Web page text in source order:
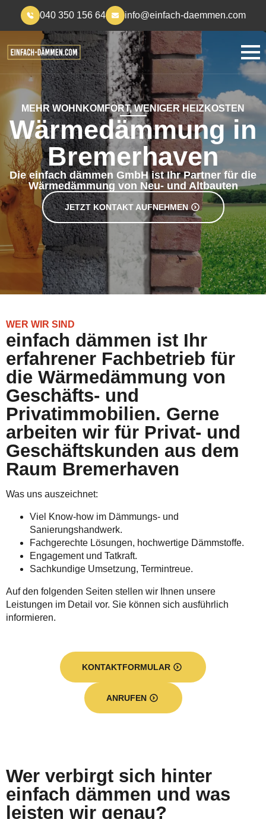
040 350 156 64 info@einfach-daemmen.com
MEHR WOHNKOMFORT, WENIGER HEIZKOSTEN
Wärmedämmung in
Bremerhaven
Die einfach dämmen GmbH ist Ihr Partner für die
Wärmedämmung von Neu- und Altbauten
JETZT KONTAKT AUFNEHMEN
WER WIR SIND
einfach dämmen ist Ihr
erfahrener Fachbetrieb für
die Wärmedämmung von
Geschäfts- und
Privatimmobilien. Gerne
arbeiten wir für Privat- und
Geschäftskunden aus dem
Raum Bremerhaven
Was uns auszeichnet:
Viel Know-how im Dämmungs- und
Sanierungshandwerk.
Fachgerechte Lösungen, hochwertige Dämmstoffe.
Engagement und Tatkraft.
Sachkundige Umsetzung, Termintreue.
Auf den folgenden Seiten stellen wir Ihnen unsere
Leistungen im Detail vor. Sie können sich ausführlich
informieren.
KONTAKTFORMULAR
ANRUFEN
Wer verbirgt sich hinter
einfach dämmen und was
leisten wir genau?